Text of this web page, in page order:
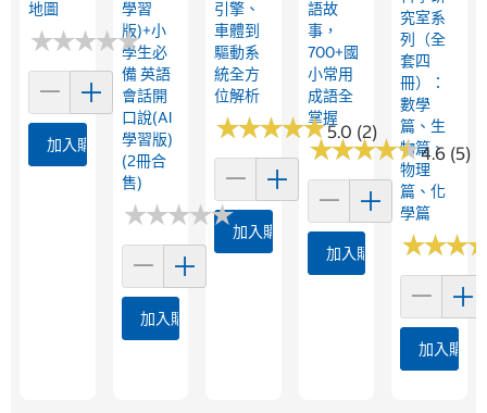
地圖
★★★★★
★★★★★
加入購物車
學習
版)+小
學生必
備 英語
會話開
口說(AI
學習版)
(2冊合
售)
★★★★★
★★★★★
加入購物車
引擎、
車體到
驅動系
統全方
位解析
★★★★★
★★★★★5.0 (2)
加入購物車
語故
事，
700+國
小常用
成語全
掌握
★★★★★
★★★★★4.6 (5)
加入購物車
究室系
列（全
套四
冊）：
數學
篇、生
物篇、
物理
篇、化
學篇
★★★
★★★
加入購物